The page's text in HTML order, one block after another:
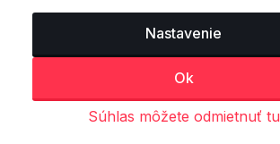
Nastavenie
Ok
Súhlas môžete odmietnuť tu